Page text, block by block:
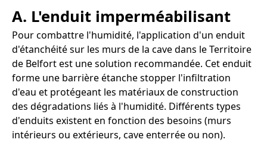
A. L'enduit imperméabilisant
Pour combattre l'humidité, l'application d'un enduit
d'étanchéité sur les murs de la cave dans le Territoire
de Belfort est une solution recommandée. Cet enduit
forme une barrière étanche stopper l'infiltration
d'eau et protégeant les matériaux de construction
des dégradations liés à l'humidité. Différents types
d'enduits existent en fonction des besoins (murs
intérieurs ou extérieurs, cave enterrée ou non).